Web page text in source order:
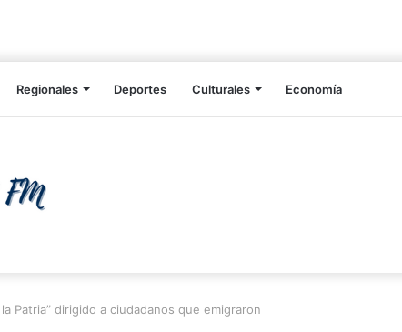
Regionales Deportes Culturales Economía
Patria” dirigido a ciudadanos que emigraron